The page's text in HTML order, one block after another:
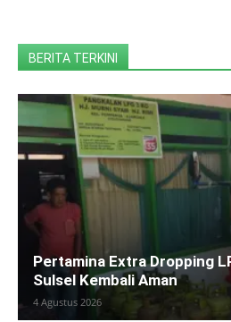
BERITA TERKINI
Pertamina Extra Dropping
Sulsel Kembali Aman
4 Agustus 2026